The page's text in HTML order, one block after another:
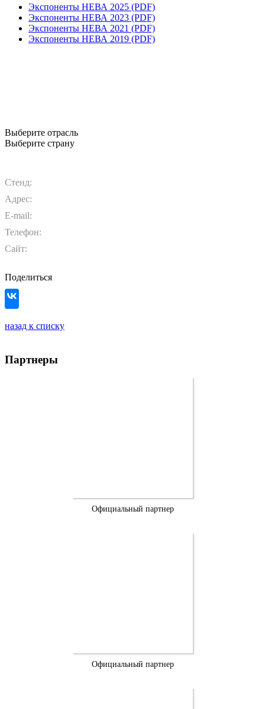
Экспоненты НЕВА 2025 (PDF)
Экспоненты НЕВА 2023 (PDF)
Экспоненты НЕВА 2021 (PDF)
Экспоненты НЕВА 2019 (PDF)
Выберите отрасль
Выберите страну
Стенд:
Адрес:
E-mail:
Телефон:
Сайт:
Поделиться
назад к списку
Партнеры
Официальный партнер
Официальный партнер